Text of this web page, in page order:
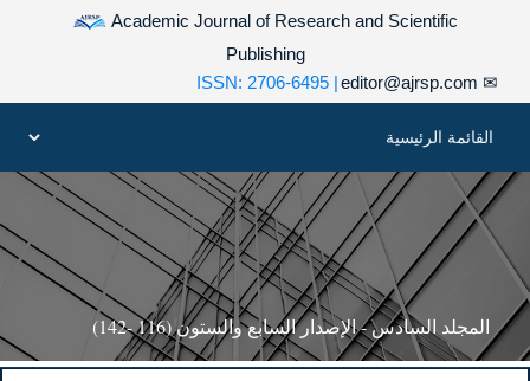
Academic Journal of Research and Scientific
Publishing
✉
المجلد السادس - الإصدار السابع والستون (116 -142)